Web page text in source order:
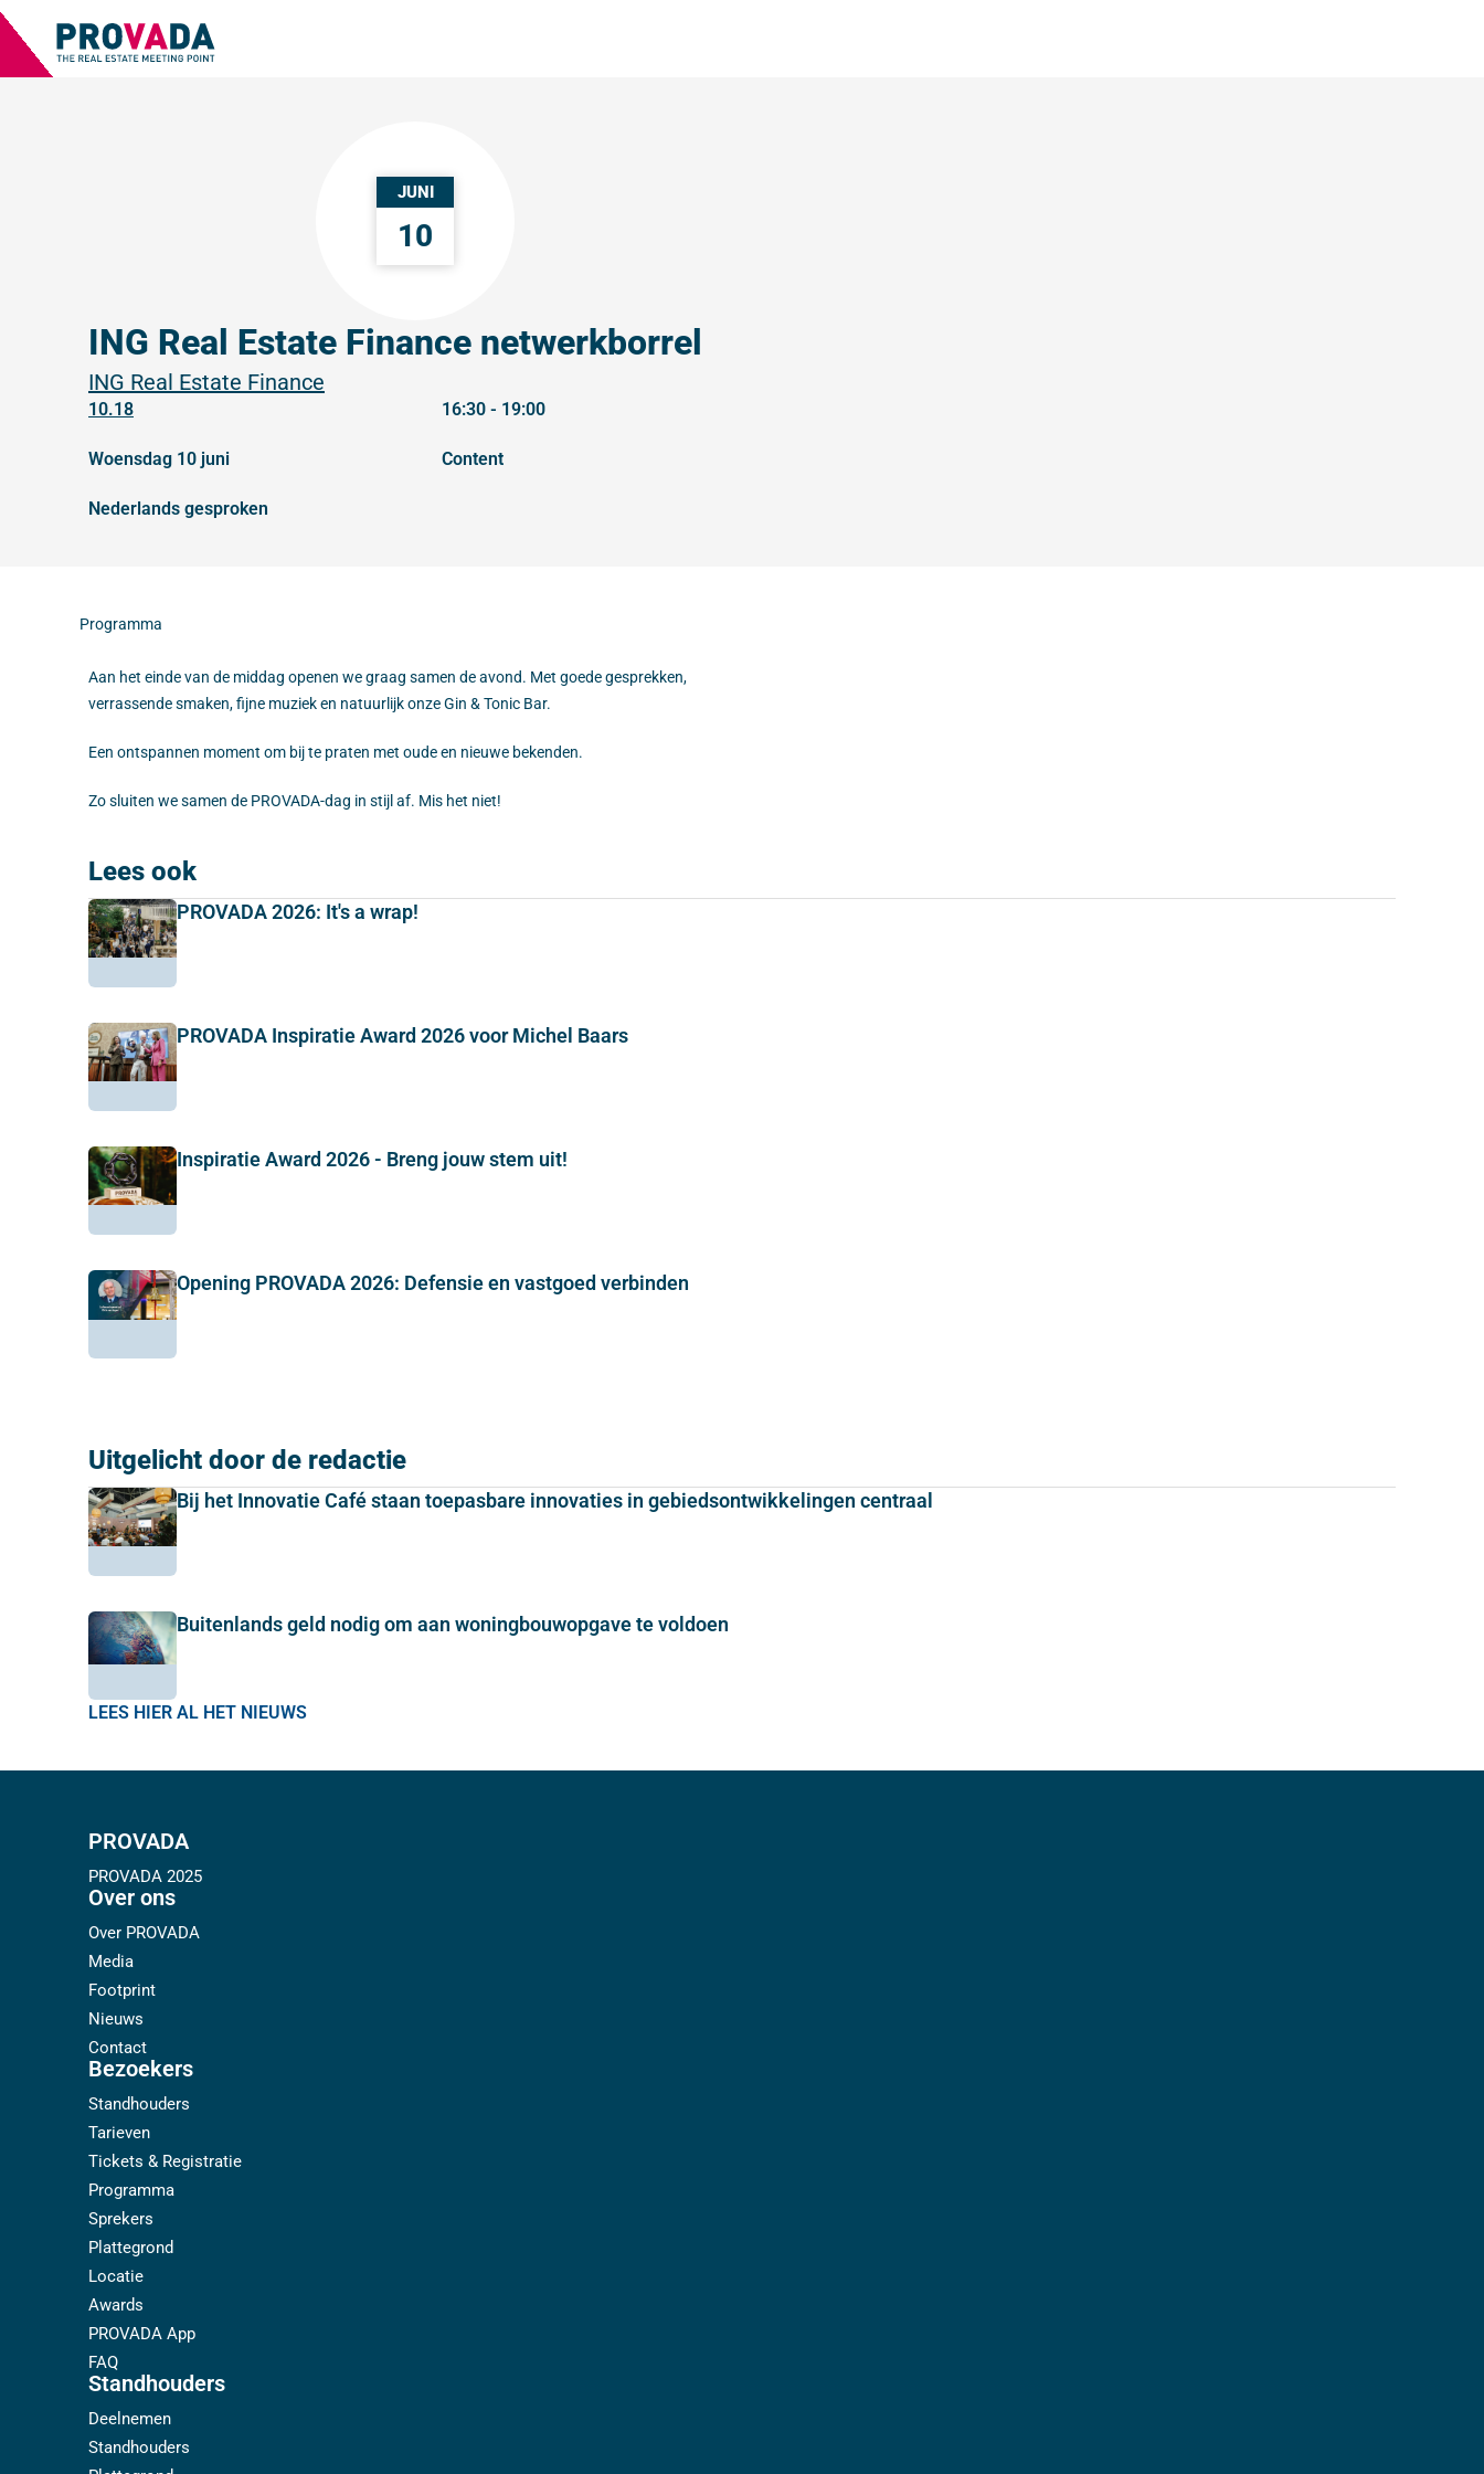
JUNI
10
ING Real Estate Finance netwerkborrel
ING Real Estate Finance
10.18 16:30 - 19:00
woensdag 10 juni content
Nederlands gesproken
Programma
Aan het einde van de middag openen we graag samen de avond. Met goede gesprekken,
verrassende smaken, fijne muziek en natuurlijk onze Gin & Tonic Bar.
Een ontspannen moment om bij te praten met oude en nieuwe bekenden.
Zo sluiten we samen de PROVADA-dag in stijl af. Mis het niet!
Lees ook
PROVADA 2026: It's a wrap!
PROVADA Inspiratie Award 2026 voor Michel Baars
Inspiratie Award 2026 - Breng jouw stem uit!
Opening PROVADA 2026: Defensie en vastgoed verbinden
Uitgelicht door de redactie
Bij het Innovatie Café staan toepasbare innovaties in gebiedsontwikkelingen centraal
Buitenlands geld nodig om aan woningbouwopgave te voldoen
LEES HIER AL HET NIEUWS
PROVADA
PROVADA 2025
Over ons
Over PROVADA
Media
Footprint
Nieuws
Contact
Bezoekers
Standhouders
Tarieven
Tickets & Registratie
Programma
Sprekers
Plattegrond
Locatie
Awards
PROVADA App
FAQ
Standhouders
Deelnemen
Standhouders